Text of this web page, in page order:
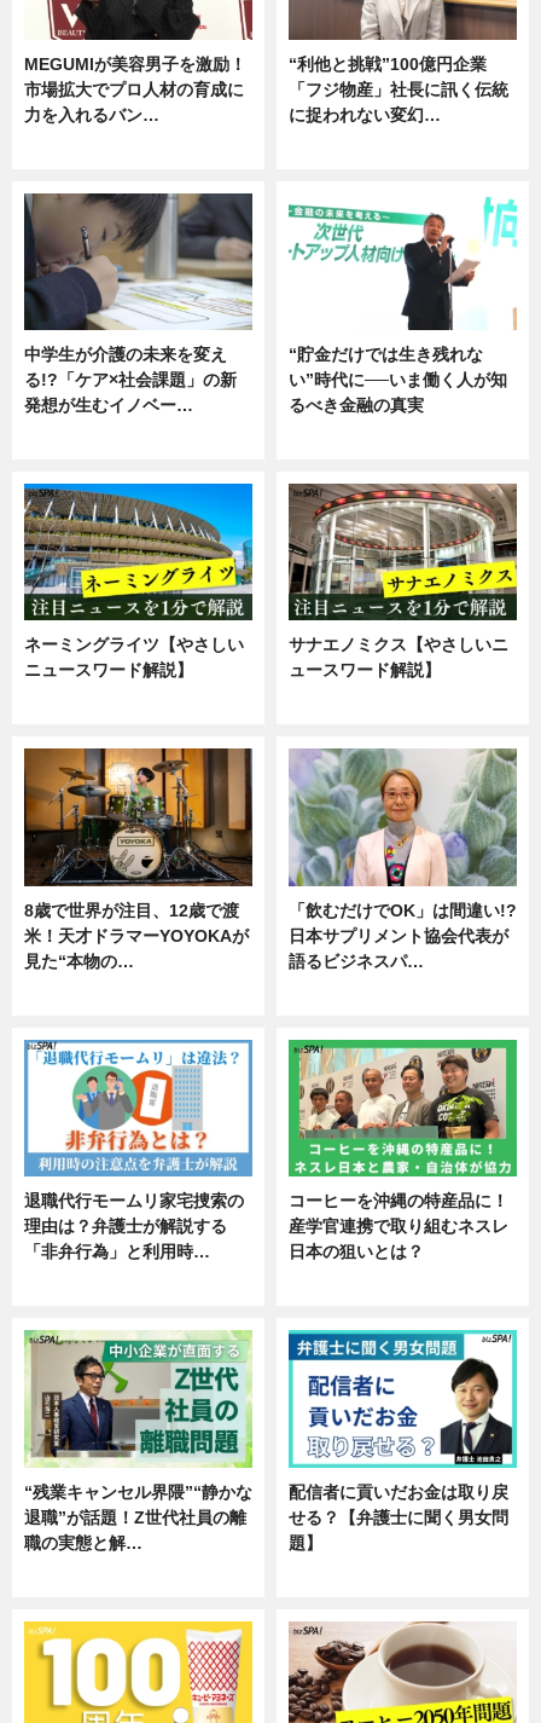
MEGUMIが美容男子を激励！
市場拡大でプロ人材の育成に
力を入れるバン…
“利他と挑戦”100億円企業
「フジ物産」社長に訊く伝統
に捉われない変幻…
中学生が介護の未来を変え
る!?「ケア×社会課題」の新
発想が生むイノベー…
“貯金だけでは生き残れな
い”時代に──いま働く人が知
るべき金融の真実
ネーミングライツ【やさしい
ニュースワード解説】
サナエノミクス【やさしいニ
ュースワード解説】
8歳で世界が注目、12歳で渡
米！天才ドラマーYOYOKAが
見た“本物の…
「飲むだけでOK」は間違い!?
日本サプリメント協会代表が
語るビジネスパ…
退職代行モームリ家宅捜索の
理由は？弁護士が解説する
「非弁行為」と利用時…
コーヒーを沖縄の特産品に！
産学官連携で取り組むネスレ
日本の狙いとは？
“残業キャンセル界隈”“静かな
退職”が話題！Z世代社員の離
職の実態と解…
配信者に貢いだお金は取り戻
せる？【弁護士に聞く男女問
題】